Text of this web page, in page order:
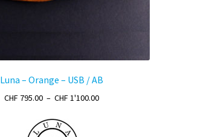
Luna – Orange – USB / AB
CHF 795.00 – CHF1'100.00Plage